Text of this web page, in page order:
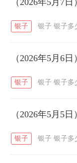
菜百 周生生
六福 / 金至尊
（2026年5月7
银子 银子 银子多
（2026年5月6
银子 银子 银子多
（2026年5月5
银子 银子 银子多